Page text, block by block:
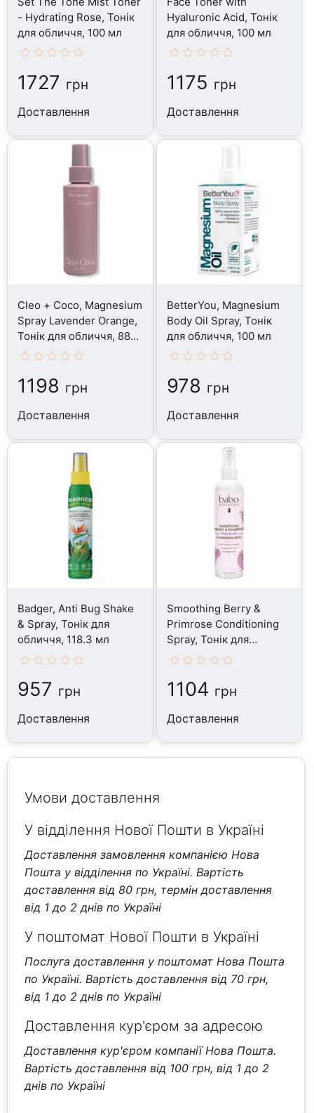
- Hydrating Rose, Тонік
для обличчя, 100 мл
1727 грн
Доставлення
Hyaluronic Acid, Тонік
для обличчя, 100 мл
1175 грн
Доставлення
Cleo + Coco, Magnesium
Spray Lavender Orange,
Тонік для обличчя, 88
мл
1198 грн
Доставлення
BetterYou, Magnesium
Body Oil Spray, Тонік
для обличчя, 100 мл
978 грн
Доставлення
Badger, Anti Bug Shake
& Spray, Тонік для
обличчя, 118.3 мл
957 грн
Доставлення
Smoothing Berry &
Primrose Conditioning
Spray, Тонік для
обличчя, 237 мл
1104 грн
Доставлення
Умови доставлення
У відділення Нової Пошти в Україні
Доставлення замовлення компанією Нова
Пошта у відділення по Україні. Вартість
доставлення від 80 грн, термін доставлення
від 1 до 2 днів по Україні
У поштомат Нової Пошти в Україні
Послуга доставлення у поштомат Нова Пошта
по Україні. Вартість доставлення від 70 грн,
від 1 до 2 днів по Україні
Доставлення кур'єром за адресою
Доставлення кур'єром компанії Нова Пошта.
Вартість доставлення від 100 грн, від 1 до 2
днів по Україні